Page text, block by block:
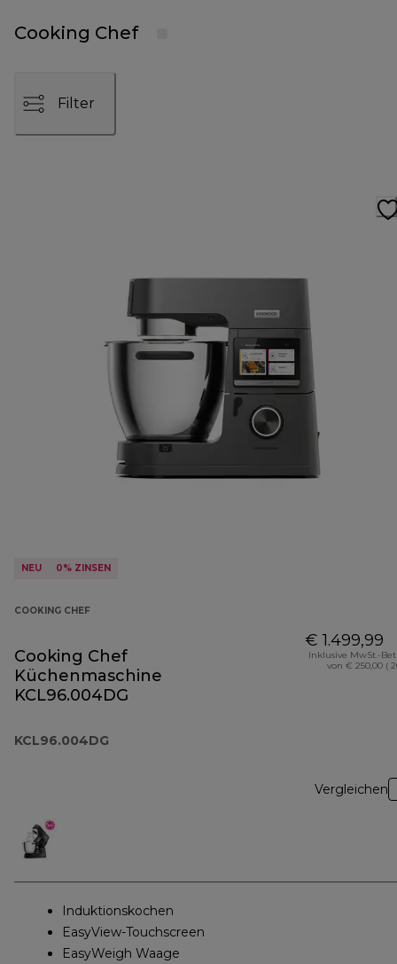
Cooking Chef
Filter
NEU 0% ZINSEN
COOKING CHEF
Cooking Chef
Küchenmaschine
KCL96.004DG
KCL96.004DG
€ 1.499,99
Inklusive MwSt.-
von € 250,00 (
Vergleichen
Induktionskochen
EasyView-Touchscreen
EasyWeigh Waage